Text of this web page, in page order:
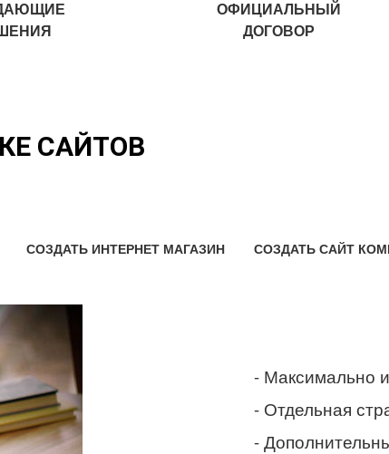
ОФИЦИАЛЬНЫЙ
ДОГОВОР
САЙТОВ
СОЗДАТЬ ИНТЕРНЕТ МАГАЗИН СОЗДАТЬ САЙТ
- Максимально
- Отдельная
-